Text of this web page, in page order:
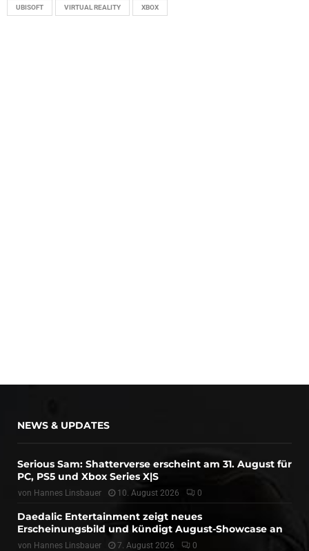
UBISOFT VIRTUAL REALITY XBOX
NEWS & UPDATES
Serious Sam: Shatterverse erscheint am 31. August für
PC, PS5 und Xbox Series X|S
von Hannes Linsbauer 10. August 2026 0
Daedalic Entertainment zeigt neues
Erscheinungsbild und kündigt August-Showcase an
von Hannes Linsbauer 7. August 2026 0